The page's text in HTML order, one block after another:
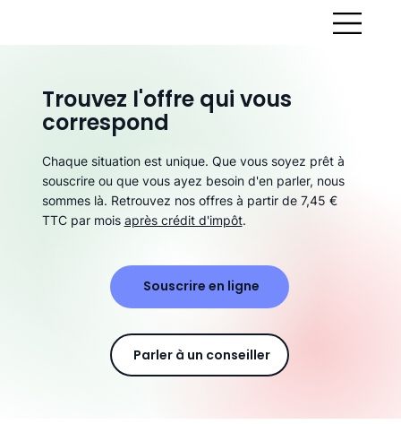
Trouvez l'offre qui vous
correspond
Chaque situation est unique. Que vous soyez prêt à
souscrire ou que vous ayez besoin d'en parler, nous
sommes là. Retrouvez nos offres à partir de 7,45 €
TTC par mois après crédit d'impôt.
Souscrire en ligne
Parler à un conseiller